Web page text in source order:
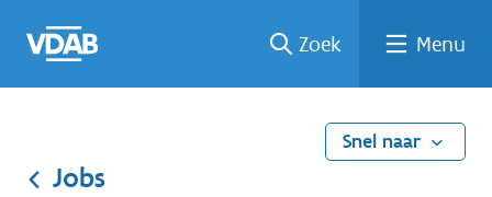
naar
een
een
job
naar
Zoek Menu
Snel naar
Jobs